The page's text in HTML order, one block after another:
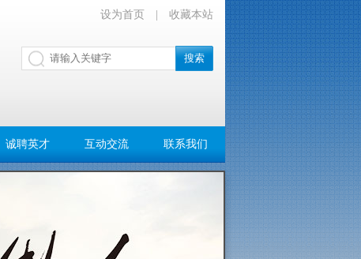
设为首页 收藏本站
诚聘英才 互动交流 联系我们